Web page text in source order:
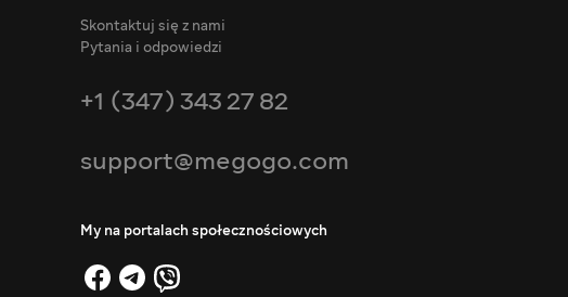
Skontaktuj się z nami
Pytania i odpowiedzi
+1 (347) 343 27 82
support@megogo.com
My na portalach społecznościowych